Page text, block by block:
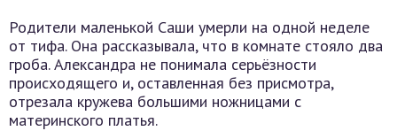
Родители маленькой Саши умерли на одной неделе
от тифа. Она рассказывала, что в комнате стояло два
гроба. Александра не понимала серьёзности
происходящего и, оставленная без присмотра,
отрезала кружева большими ножницами с
материнского платья.